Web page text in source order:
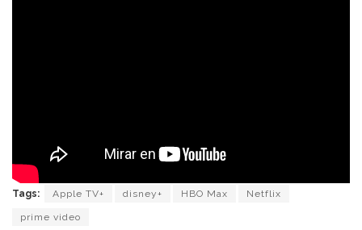
Tags: Apple TV+ disney+ HBO Max Netflix
prime video